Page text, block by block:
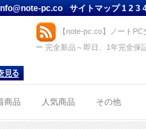
pc.co サイトマップ123
【note-pc.co】ノートPC
ー 完全新品～即日、1年完全保
商品 人気商品 その他